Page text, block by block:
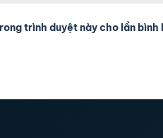
trình duyệt này cho lần bình